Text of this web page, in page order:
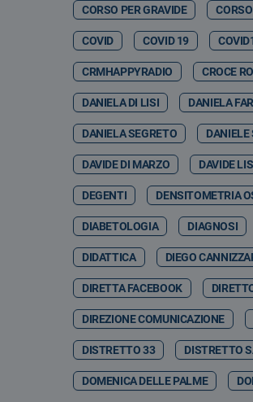
CORSO PER GRAVIDE
COVID COVID 19
CRMHAPPYRADIO CROCE
DANIELA DI LISI DANIELA
DANIELA SEGRETO DANIELE
DAVIDE DI MARZO DAVIDE
DEGENTI DENSITOMETRIA
DIABETOLOGIA DIAGNOSI
DIDATTICA DIEGO
DIRETTA FACEBOOK
DIREZIONE COMUNICAZIONE
DISTRETTO 33 DISTRETTO
DOMENICA DELLE PALME